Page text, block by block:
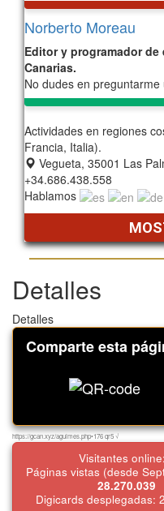
Norberto Moreau
Editor y programador
Canarias.
No dudes en
Actividades en regiones
Francia, Italia).
Vegueta, 35001 Las
+34.686.438.558
Hablamos
Detalles
Detalles
Comparte esta
https://gcan.xyz/aguimes.php•176 qr5 √
Visitantes online:
Páginas vistas (desde
28.270.039
Digicards desplegadas: